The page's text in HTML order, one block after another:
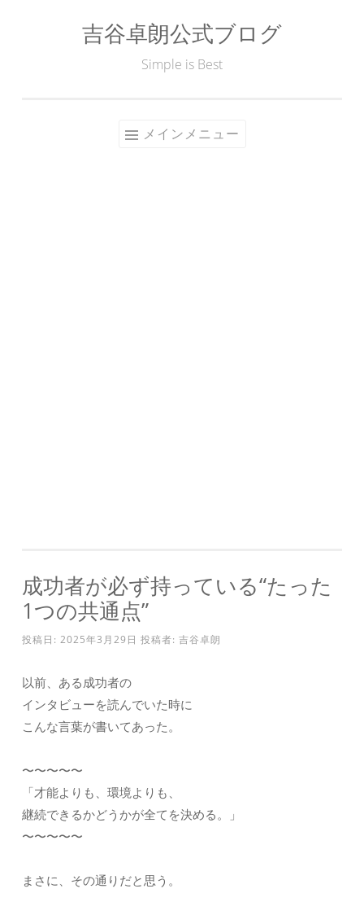
吉谷卓朗公式ブログ
Simple is Best
メインメニュー
成功者が必ず持っている“たった
1つの共通点”
投稿日: 2025年3月29日 投稿者: 吉谷卓朗
以前、ある成功者の
インタビューを読んでいた時に
こんな言葉が書いてあった。
〜〜〜〜〜
「才能よりも、環境よりも、
継続できるかどうかが全てを決める。」
〜〜〜〜〜
まさに、その通りだと思う。